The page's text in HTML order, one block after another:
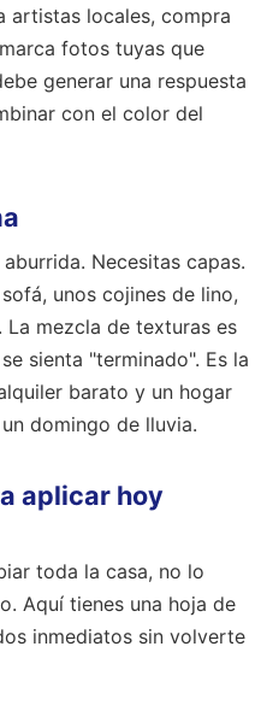
artistas locales, compra
fotos tuyas que
generar una respuesta
con el color del
Necesitas capas.
unos cojines de lino,
mezcla de texturas es
sienta "terminado". Es la
barato y un hogar
domingo de lluvia.
aplicar hoy
toda la casa, no lo
Aquí tienes una hoja de
inmediatos sin volverte